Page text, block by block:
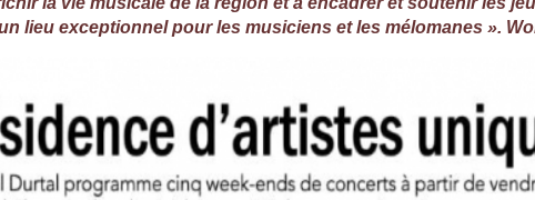
lieu exceptionnel pour les musiciens et les mélomanes ».